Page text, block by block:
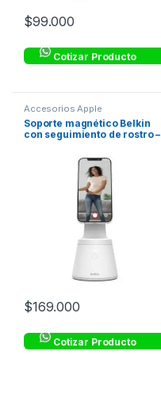
$99.000
Cotizar Producto
Accesorios Apple
Soporte magnético Belkin
con seguimiento de rostro –
$169.000
Cotizar Producto